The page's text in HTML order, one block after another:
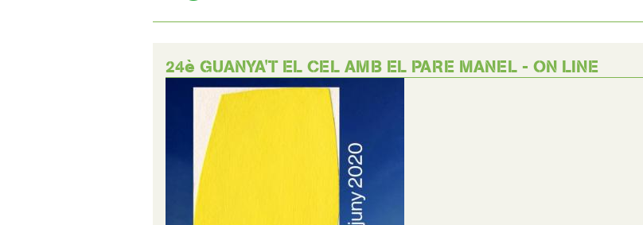
24è GUANYA'T EL CEL AMB EL PARE MANEL - ON LINE